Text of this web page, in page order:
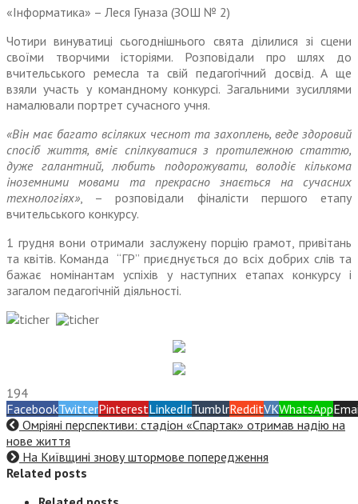
«Інформатика» – Леся Гуназа (ЗОШ № 2)
Чотири винуватиці сьогоднішнього свята ділилися зі сцени
своїми творчими історіями. Розповідали про шлях до
вчительського ремесла та свій педагогічний досвід. А ще
взяли участь у командному конкурсі. Загальними зусиллями
намалювали портрет сучасного учня.
«Він має багато всіляких чеснот та захоплень, веде здоровий
спосіб життя, вміє спілкуватися з протилежною статтю,
дуже галантний, любить подорожувати, володіє кількома
іноземними мовами та прекрасно знається на сучасних
технологіях», – розповідали фіналісти першого етапу
вчительського конкурсу.
1 грудня вони отримали заслужену порцію грамот, привітань
та квітів. Команда “ГР” приєднується до всіх добрих слів та
бажає номінантам успіхів у наступних етапах конкурсу і
загалом педагогічній діяльності.
194
FacebookTwitterPinterestLinkedInTumblrRedditVKWhatsApp
Омріяні перспективи: стадіон «Спартак» отримав надію на
нове життя
На Київщині знову штормове попередження
Related posts